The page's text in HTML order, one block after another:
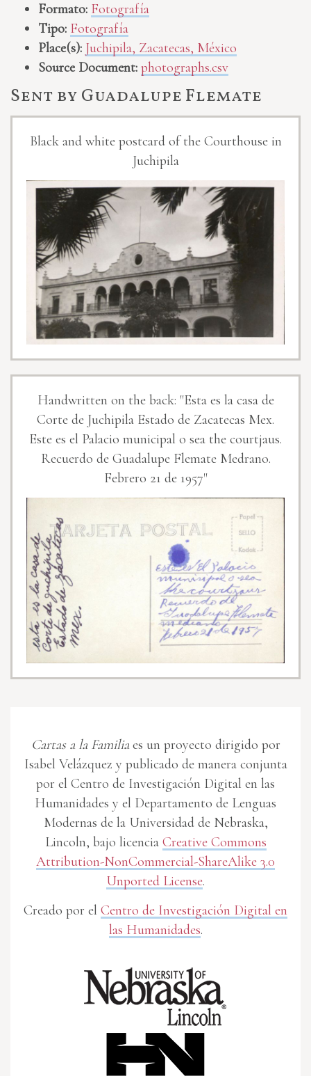
Formato: Fotografía
Tipo: Fotografía
Place(s): Juchipila, Zacatecas, México
Source Document: photographs.csv
Sent by Guadalupe Flemate
Black and white postcard of the Courthouse in
Juchipila
Handwritten on the back: "Esta es la casa de
Corte de Juchipila Estado de Zacatecas Mex.
Este es el Palacio municipal o sea the courtjaus.
Recuerdo de Guadalupe Flemate Medrano.
Febrero 21 de 1957"
Cartas a la Familiaes un proyecto dirigido por
Isabel Velázquez y publicado de manera conjunta
por el Centro de Investigación Digital en las
Humanidades y el Departamento de Lenguas
Modernas de la Universidad de Nebraska,
Lincoln, bajo licencia Creative Commons
Attribution-NonCommercial-ShareAlike 3.0
Unported License.
Creado por el Centro de Investigación Digital en
las Humanidades.